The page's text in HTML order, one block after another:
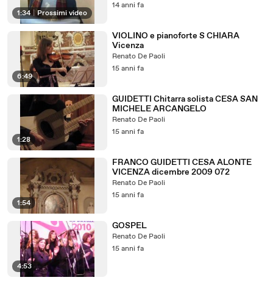
1:34 Prossimi video
14 anni fa
6:49
VIOLINO e pianoforte S CHIARA
Vicenza
Renato De Paoli
15 anni fa
1:28
GUIDETTI Chitarra solista CESA SAN
MICHELE ARCANGELO
Renato De Paoli
15 anni fa
1:54
FRANCO GUIDETTI CESA ALONTE
VICENZA dicembre 2009 072
Renato De Paoli
15 anni fa
4:53
GOSPEL
Renato De Paoli
15 anni fa